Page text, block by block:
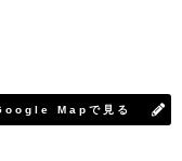
Mapで見る